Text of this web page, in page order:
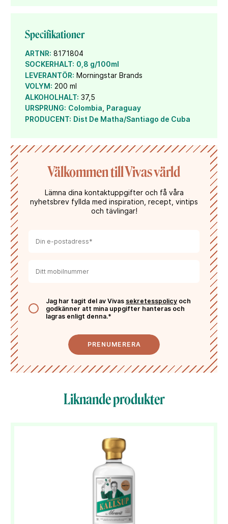
Len, rund och aromatisk smakprofil med inslag av
mörk choklad, rostad vanilj, torkad frukt och
karamelliserad sötma.
Serveringstips
Servera som avec – gärna till desserter av choklad.
Black Anchor Rum är också en utmärk del i drinkarna
Hot Black Anchor Buttered Rum och Lumumba.
Specifikationer
ARTNR: 8171804
SOCKERHALT: 0,8 g/100ml
LEVERANTÖR: Morningstar Brands
VOLYM: 200 ml
ALKOHOLHALT: 37,5
URSPRUNG: Colombia Paraguay
PRODUCENT: Dist De Matha/Santiago de Cuba
Välkommen till Vivas värld
Lämna dina kontaktuppgifter och få våra
nyhetsbrev fyllda med inspiration, recept, vintips
och tävlingar!
Jag har tagit del av Vivas sekretesspolicy och
godkänner att mina uppgifter hanteras och
lagras enligt denna.*
PRENUMERERA
Liknande produkter